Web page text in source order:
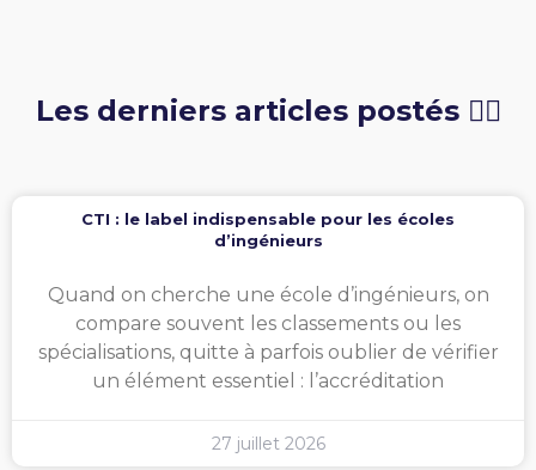
Les derniers articles postés 👇🏻
CTI : le label indispensable pour les écoles
d’ingénieurs
Quand on cherche une école d’ingénieurs, on
compare souvent les classements ou les
spécialisations, quitte à parfois oublier de vérifier
un élément essentiel : l’accréditation
27 juillet 2026